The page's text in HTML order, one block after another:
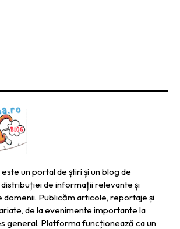
un portal de știri și un blog de
de informații relevante și
domenii. Publicăm articole, reportaje și
de la evenimente importante la
general. Platforma funcționează ca un